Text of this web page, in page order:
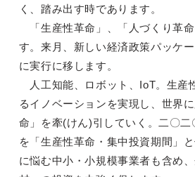
く、踏み出す時であります。
「生産性革命」、「人づくり革
す。来月、新しい経済政策パッケ
に実行に移します。
人工知能、ロボット、IoT。生産
るイノベーションを実現し、世界
命」を牽(けん)引していく。二〇二
を「生産性革命・集中投資期間」
に悩む中小・小規模事業者も含め